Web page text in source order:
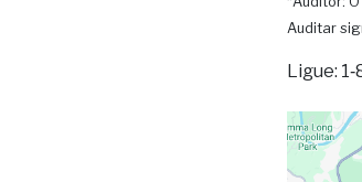
Auditar
Ligue: